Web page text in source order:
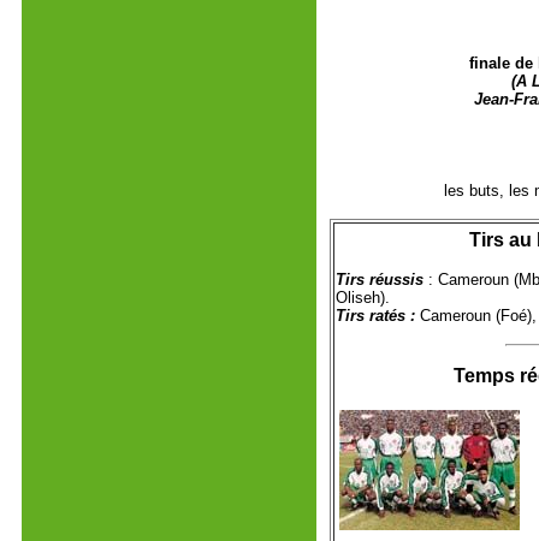
finale de
(A
Jean-
les buts, les
Tirs au
Tirs réussis : Cameroun
Oliseh).
Tirs ratés : Cameroun
Temps